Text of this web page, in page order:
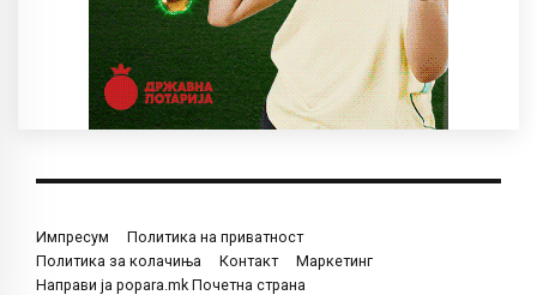
Импресум
Политика на приватност
Политика за колачиња
Контакт
Маркетинг
Направи ја popara.mk Почетна страна